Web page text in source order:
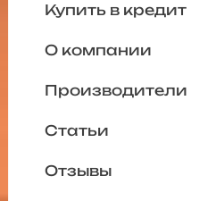
Купить в кредит
О компании
Производители
Статьи
Отзывы